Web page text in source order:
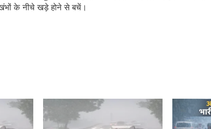
के नीचे खड़े होने से बचें।